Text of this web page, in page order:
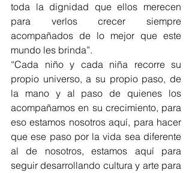
toda la dignidad que ellos merecen
para verlos crecer siempre
acompañados de lo mejor que este
mundo les brinda”.
“Cada niño y cada niña recorre su
propio universo, a su propio paso, de
la mano y al paso de quienes los
acompañamos en su crecimiento, para
eso estamos nosotros aquí, para hacer
que ese paso por la vida sea diferente
al de nosotros, estamos aquí para
seguir desarrollando cultura y arte para